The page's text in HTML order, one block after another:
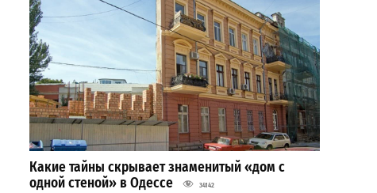
Какие тайны скрывает знаменитый «дом с
одной стеной» в Одессе
34142